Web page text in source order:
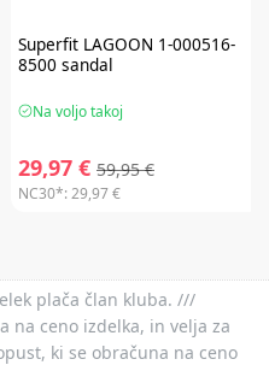
SuperfitLAGOON 1-000516-
8500 sandal
Na voljo takoj
29,97 € 59,95 €
NC30*:29,97 €
plača član kluba. ///
na ceno izdelka, in velja za
ki se obračuna na ceno